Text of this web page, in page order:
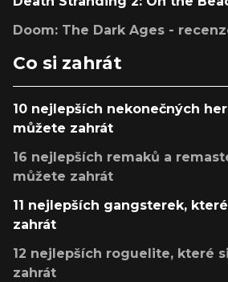
Doom: The Dark Ages -
Co si zahrát
10 nejlepších nekonečných
můžete zahrát
16 nejlepších remaků a
můžete zahrát
11 nejlepších gangsterek,
zahrát
12 nejlepších roguelite, které
zahrát